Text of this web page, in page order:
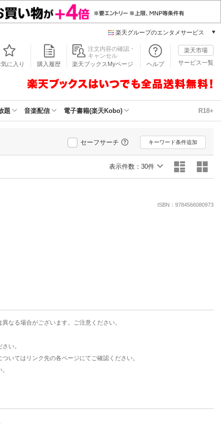
楽天グループのエンタメサービス
本/ゲーム/CD/DVD
楽天ブックス
楽天Kobo
動画配信
楽天TV
動画配信ガイド
気に入り 購入履歴
注文内容の確認・
キャンセル
楽天ブックスMyページ
ヘルプ
楽天市場
サービス一覧
題 音楽配信 電子書籍(楽天Kobo) R18+
セーフサーチ キーワード条件追加
表示件数： 30件
ISBN：9784566080973
なる場合がございます。ご注意ください。
い。
いてはリンク先の各ページにてご確認ください。